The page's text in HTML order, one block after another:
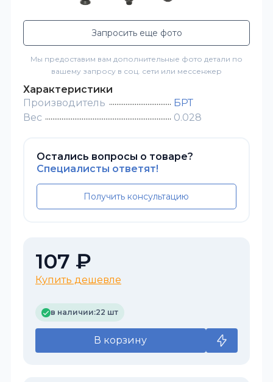
Запросить еще фото
Мы предоставим вам дополнительные фото детали по
вашему запросу в соц. сети или мессенжер
Характеристики
Производитель
БРТ
Вес
0.028
Остались вопросы о товаре?
Специалисты ответят!
Получить консультацию
107 ₽
Купить дешевле
в наличии:22 шт
В корзину